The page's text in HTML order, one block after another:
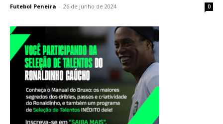
Futebol Peneira - 26 de junho de 2024 0